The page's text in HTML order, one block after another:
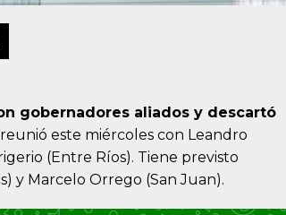
gobernadores aliados y descartó
este miércoles con Leandro
(Entre Ríos). Tiene previsto
y Marcelo Orrego (San Juan).